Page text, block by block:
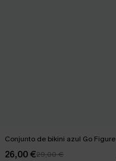
Conjunto de bikini azul Go Figure
26,00 €29,00 €